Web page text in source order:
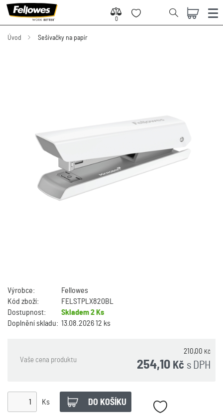
0
0
Úvod Sešívačky na papír
Výrobce:
Fellowes
Kód zboží:
FELSTPLX820BL
Dostupnost:
Skladem2 Ks
Doplnění skladu: 13.08.2026 12 ks
Vaše cena produktu
210,00 Kč
s DPH
254,10 Kč
Ks